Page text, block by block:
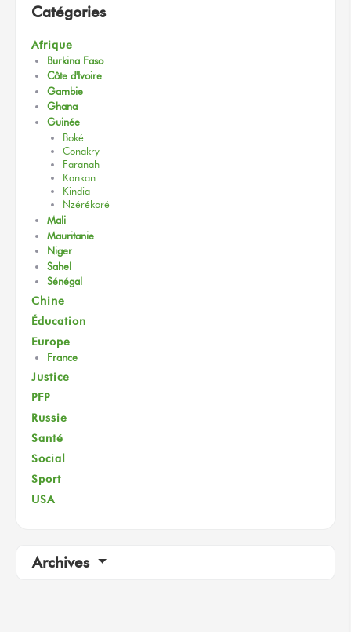
Catégories
Afrique
Burkina Faso
Côte d'Ivoire
Gambie
Ghana
Guinée
Boké
Conakry
Faranah
Kankan
Kindia
Nzérékoré
Mali
Mauritanie
Niger
Sahel
Sénégal
Chine
Éducation
Europe
France
Justice
PFP
Russie
Santé
Social
Sport
USA
Archives